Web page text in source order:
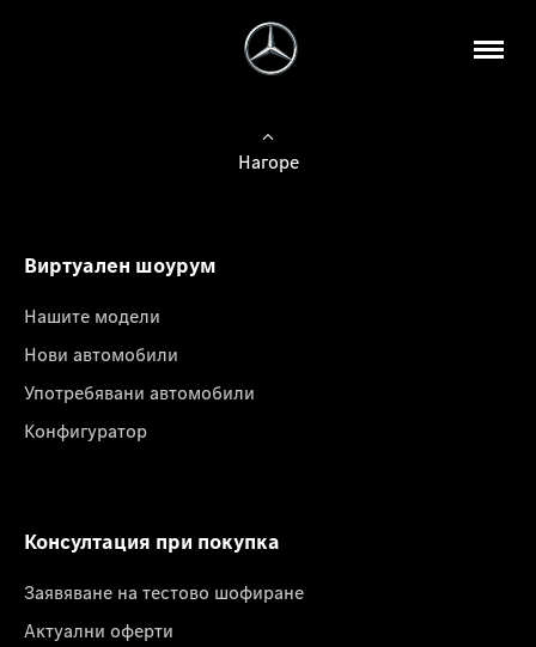
Нагоре
Виртуален шоурум
Нашите модели
Нови автомобили
Употребявани автомобили
Конфигуратор
Консултация при покупка
Заявяване на тестово шофиране
Актуални оферти